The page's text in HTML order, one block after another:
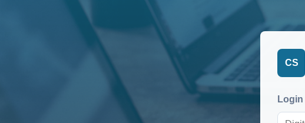
CS
Login